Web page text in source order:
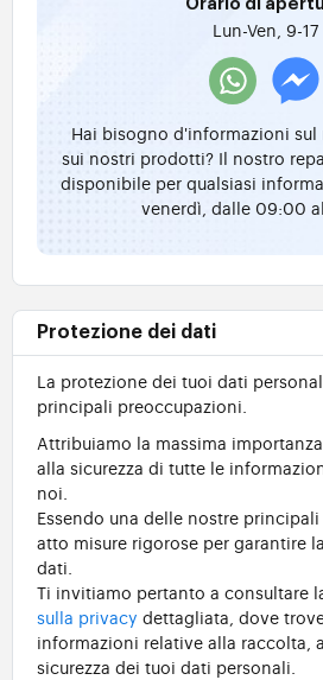
Orario di
Lun-Ven, 9-17
Hai bisogno d'informazioni
sui nostri prodotti? Il nostro
disponibile per qualsiasi
venerdì, dalle 09:00
Protezione dei dati
La protezione dei tuoi dati
principali preoccupazioni.
Attribuiamo la massima
alla sicurezza di tutte le
noi.
Essendo una delle nostre
atto misure rigorose per garantire
dati.
Ti invitiamo pertanto a consultare
sulla privacy dettagliata, dove
informazioni relative alla raccolta,
sicurezza dei tuoi dati personali.